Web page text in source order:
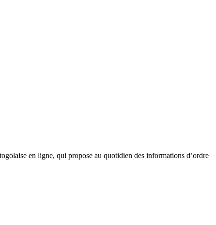
en ligne, qui propose au quotidien des informations d’ordre